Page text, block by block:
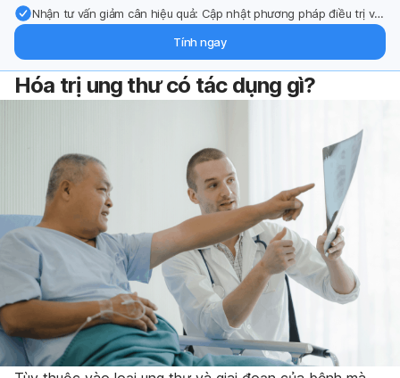
Nhận tư vấn giảm cân hiệu quả: Cập nhật phương pháp điều trị và
Tính ngay
Hóa trị ung thư có tác dụng gì?